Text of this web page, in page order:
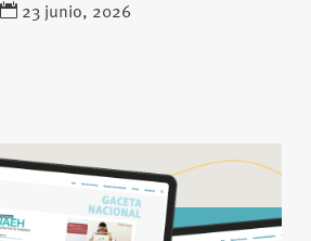
23 junio, 2026